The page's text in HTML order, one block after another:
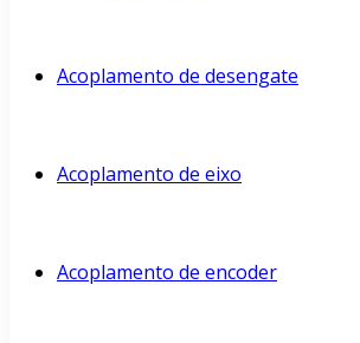
Acoplamento de desengate
Acoplamento de eixo
Acoplamento de encoder